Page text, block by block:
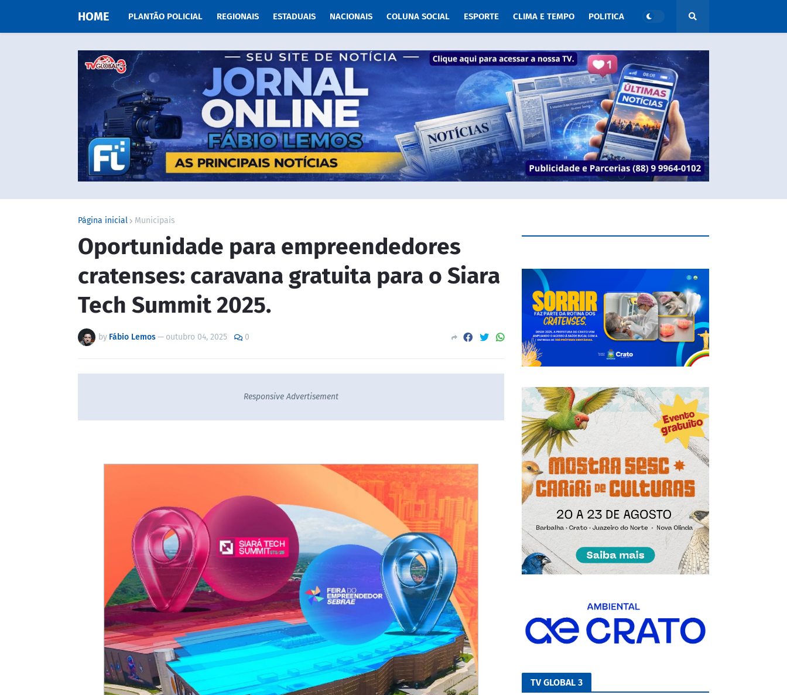
HOME PLANTÃO POLICIAL REGIONAIS ESTADUAIS NACIONAIS COLUNA SOCIAL ESPORTE CLIMA E TEMPO POLITICA
Página inicial Municipais
Oportunidade para empreendedores
cratenses: caravana gratuita para o Siara
Tech Summit 2025.
by Fábio Lemos— outubro 04, 2025 0
Responsive Advertisement
TV GLOBAL 3